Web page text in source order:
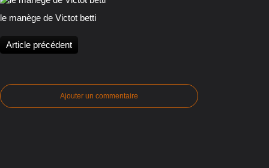
le manège de Victot betti
Article précédent
Ajouter un commentaire